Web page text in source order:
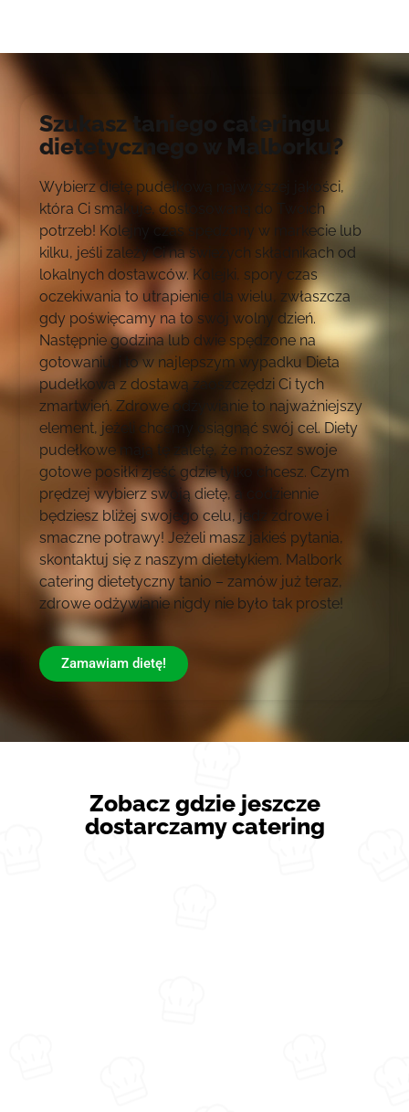
Szukasz taniego cateringu
dietetycznego w Malborku?
Wybierz dietę pudełkową najwyższej jakości,
która Ci smakuje, dostosowaną do Twoich
potrzeb! Kolejny czas spędzony w markecie lub
kilku, jeśli zależy Ci na świeżych składnikach od
lokalnych dostawców. Kolejki, spory czas
oczekiwania to utrapienie dla wielu, zwłaszcza
gdy poświęcamy na to swój wolny dzień.
Następnie godzina lub dwie spędzone na
gotowaniu, i to w najlepszym wypadku Dieta
pudełkowa z dostawą zaoszczędzi Ci tych
zmartwień. Zdrowe odżywianie to najważniejszy
element, jeżeli chcemy osiągnąć swój cel. Diety
pudełkowe mają tę zaletę, że możesz swoje
gotowe posiłki zjeść gdzie tylko chcesz. Czym
prędzej wybierz swoją dietę, a codziennie
będziesz bliżej swojego celu, jedz zdrowe i
smaczne potrawy! Jeżeli masz jakieś pytania,
skontaktuj się z naszym dietetykiem. Malbork
catering dietetyczny tanio – zamów już teraz,
zdrowe odżywianie nigdy nie było tak proste!
Zamawiam dietę!
Zobacz gdzie jeszcze
dostarczamy catering